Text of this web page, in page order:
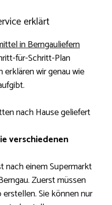
erklärt
in Berngauliefern
für-Schritt-Plan
erklären wir genau wie
nach Hause geliefert
verschiedenen
nach einem Supermarkt
Zuerst müssen
Sie können nur